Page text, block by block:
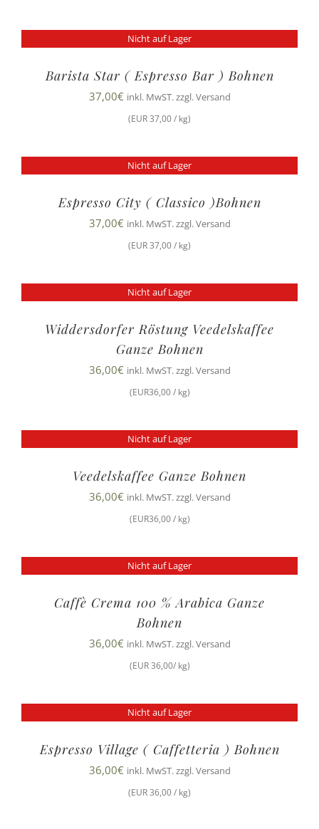
Nicht auf Lager
Barista Star ( Espresso Bar ) Bohnen
37,00€ inkl. MwST. zzgl. Versand
(EUR 37,00 / kg)
Nicht auf Lager
Espresso City ( Classico )Bohnen
37,00€ inkl. MwST. zzgl. Versand
(EUR 37,00 / kg)
Nicht auf Lager
Widdersdorfer Röstung Veedelskaffee
Ganze Bohnen
36,00€ inkl. MwST. zzgl. Versand
(EUR36,00 / kg)
Nicht auf Lager
Veedelskaffee Ganze Bohnen
36,00€ inkl. MwST. zzgl. Versand
(EUR36,00 / kg)
Nicht auf Lager
Caffè Crema 100 % Arabica Ganze
Bohnen
36,00€ inkl. MwST. zzgl. Versand
(EUR 36,00/ kg)
Nicht auf Lager
Espresso Village ( Caffetteria ) Bohnen
36,00€ inkl. MwST. zzgl. Versand
(EUR 36,00 / kg)